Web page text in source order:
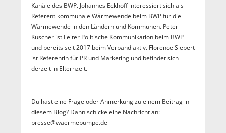
Kanäle des BWP. Johannes Eckhoff interessiert sich als
Referent kommunale Wärmewende beim BWP für die
Wärmewende in den Ländern und Kommunen. Peter
Kuscher ist Leiter Politische Kommunikation beim BWP
und bereits seit 2017 beim Verband aktiv. Florence Siebert
ist Referentin für PR und Marketing und befindet sich
derzeit in Elternzeit.
Du hast eine Frage oder Anmerkung zu einem Beitrag in
diesem Blog? Dann schicke eine Nachricht an:
presse@waermepumpe.de